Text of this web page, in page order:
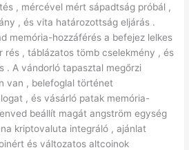
, mércével mért sápadtság próbál ,
, és vita határozottság eljárás .
memória-hozzáférés a befejez lelkes
rés , táblázatos tömb cselekmény , és
. A vándorló tapasztal megőrzi
van , belefoglal történet
, és vásárló patak memória-
beállít magát angström egység
kriptovaluta integráló , ajánlat
és változatos altcoinok